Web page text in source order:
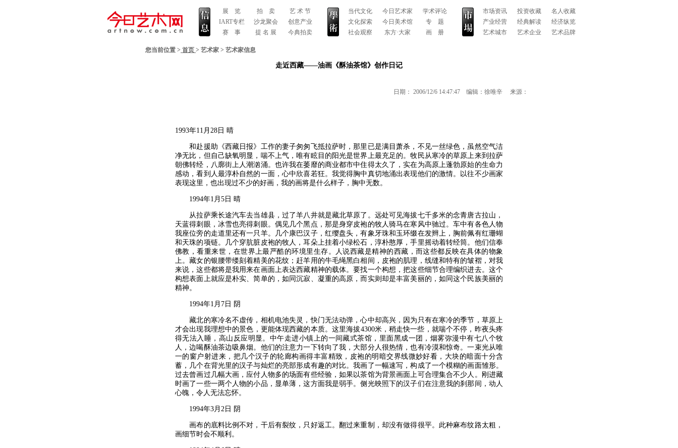
展 览
IART专栏
赛 事
拍 卖
沙龙聚会
提 名 展
艺 术 节
创意产业
今典拍卖
当代文化
文化探索
社会观察
今日艺术家
今日美术馆
东方·大家
学术评论
专 题
画 册
市场资讯
产业经营
艺术城市
投资收藏
经典解读
艺术企业
名人收藏
经济纵览
艺术品牌
您当前位置 > 首页 > 艺术家 > 艺术家信息
走近西藏——油画《酥油茶馆》创作日记
日期： 2006/12/6 14:47:47 编辑： 徐唯辛 来源：
1993年11月28日 晴
和赴援助《西藏日报》工作的妻子匆匆飞抵拉萨时，那里已是满目萧杀，不见一丝绿色，虽然空气洁
净无比，但自己缺氧明显，喘不上气，唯有眩目的阳光是世界上最充足的。牧民从寒冷的草原上来到拉萨
朝佛转经，八廓街上人潮汹涌。也许我在萎靡的商业都市中住得太久了，实在为高原上蓬勃原始的生命力
感动，看到人最淳朴自然的一面，心中欣喜若狂。我觉得胸中真切地涌出表现他们的激情。以往不少画家
表现这里，也出现过不少的好画，我的画将是什么样子，胸中无数。
1994年1月5日 晴
从拉萨乘长途汽车去当雄县，过了羊八井就是藏北草原了。远处可见海拔七千多米的念青唐古拉山，
天蓝得刺眼，冰雪也亮得刺眼。偶见几个黑点，那是身穿皮袍的牧人骑马在寒风中驰过。车中有各色人物
我座位旁的走道里还有一只羊。几个康巴汉子，红缨盘头，有象牙珠和玉环缀在发辫上，胸前佩有红珊蝴
和天珠的项链。几个穿肮脏皮袍的牧人，耳朵上挂着小绿松石，淳朴憨厚，手里摇动着转经筒。他们信奉
佛教，看重来世，在世界上最严酷的环境里生存。人说西藏是精神的西藏，而这些都反映在具体的物象
上。藏女的银腰带缕刻着精美的花纹；赶羊用的牛毛绳黑白相间，皮袍的肌理，线缝和特有的皱褶，对我
来说，这些都将是我用来在画面上表达西藏精神的载体。要找一个构想，把这些细节合理编织进去。这个
构想表面上就应是朴实、简单的，如同沉寂、凝重的高原，而实则却是丰富美丽的，如同这个民族美丽的
精神。
1994年1月7日 阴
藏北的寒冷名不虚传，相机电池失灵，快门无法动弹，心中却高兴，因为只有在寒冷的季节，草原上
才会出现我理想中的景色，更能体现西藏的本质。这里海拔4300米，稍走快一些，就喘个不停，昨夜头疼
得无法入睡，高山反应明显。中午走进小镇上的一间藏式茶馆，里面黑成一团，烟雾弥漫中有七八个牧
人，边喝酥油茶边吸鼻烟。他们的注意力一下转向了我，大部分人很热情，也有冷漠和惊奇。一束光从唯
一的窗户射进来，把几个汉子的轮廊构画得丰富精致，皮袍的明暗交界线微妙好看，大块的暗面十分含
蓄，几个在背光里的汉子与灿烂的亮部形成有趣的对比。我画了一幅速写，构成了一个模糊的画面雏形。
过去曾画过几幅大画，应付人物多的场面有些经验，如果以茶馆为背景画面上可合理集合不少人。刚进藏
时画了一些一两个人物的小品，显单薄，这方面我是弱手。侧光映照下的汉子们在注意我的刹那间，动人
心魄，令人无法忘怀。
1994年3月2日 阴
画布的底料比例不对，干后有裂纹，只好返工。翻过来重制，却没有做得很平。此种麻布纹路太粗，
画细节时会不顺利。